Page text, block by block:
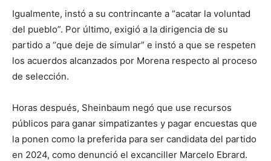
Igualmente, instó a su contrincante a “acatar la voluntad
del pueblo”. Por último, exigió a la dirigencia de su
partido a “que deje de simular” e instó a que se respeten
los acuerdos alcanzados por Morena respecto al proceso
de selección.
Horas después, Sheinbaum negó que use recursos
públicos para ganar simpatizantes y pagar encuestas que
la ponen como la preferida para ser candidata del partido
en 2024, como denunció el excanciller Marcelo Ebrard.